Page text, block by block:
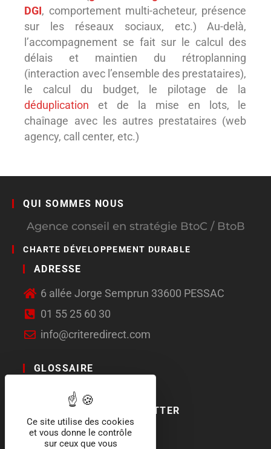
DGI , comportement multi-acheteur, présence
sur les réseaux sociaux, etc.) Au-delà,
l’accompagnement se fait sur le calcul des
délais et maintien du rétroplanning
(interaction avec l’ensemble des prestataires),
déduplication et de la mise en lots, le
chaînage avec les autres prestataires (web
agency, call center, etc.)
QUI SOMMES NOUS
Agence conseil en stratégie BtoC / BtoB
CHARTE DÉVELOPPEMENT DURABLE
ADRESSE
6 allée Jorge Semprun 33600 PESSAC
01 55 25 60 30
info@criteredirect.com
GLOSSAIRE
LE BLOG
ABONNEMENT NEWSLETTER
SOCIAL MEDIA
Ce site utilise des cookies
et vous donne le contrôle
sur ceux que vous